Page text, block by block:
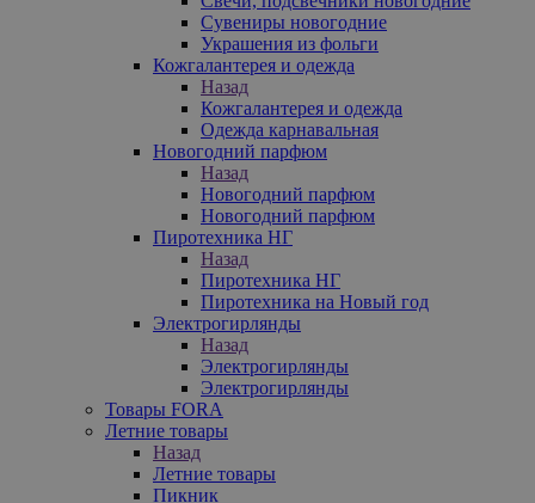
Сувениры новогодние
Украшения из фольги
Кожгалантерея и одежда
Назад
Кожгалантерея и одежда
Одежда карнавальная
Новогодний парфюм
Назад
Новогодний парфюм
Новогодний парфюм
Пиротехника НГ
Назад
Пиротехника НГ
Пиротехника на Новый год
Электрогирлянды
Назад
Электрогирлянды
Электрогирлянды
Товары FORA
Летние товары
Назад
Летние товары
Пикник